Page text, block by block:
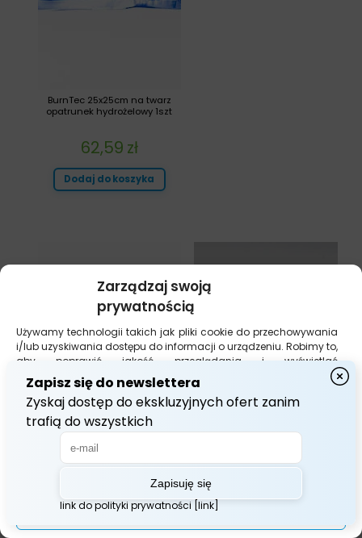
Zarządzaj swoją
prywatnością
Używamy technologii takich jak pliki cookie do przechowywania
i/lub uzyskiwania dostępu do informacji o urządzeniu. Robimy to,
aby poprawić jakość przeglądania i wyświetlać
(nie)spersonalizowane reklamy. Wyrażenie zgody na te
technologie umożliwi nam przetwarzanie danych, takich jak
zachowanie podczas przeglądania lub unikalne identyfikatory
na tej stronie. Brak wyrażenia zgody lub jej wycofanie może
niekorzystnie wpłynąć na niektóre cechy i funkcje.
Akceptuj Wszystko
Zarządzaj opcjami
BurnTec 25x25cm na twarz
opatrunek hydrożelowy 1szt
62,59 zł
Dodaj do koszyka